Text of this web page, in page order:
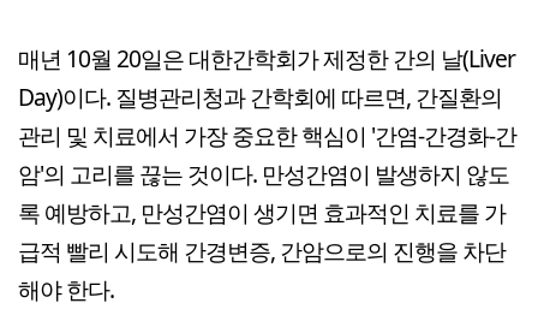
매년 10월 20일은 대한간학회가 제정한 간의 날(Liver
Day)이다. 질병관리청과 간학회에 따르면, 간질환의
관리 및 치료에서 가장 중요한 핵심이 '간염-간경화-간
암'의 고리를 끊는 것이다. 만성간염이 발생하지 않도
록 예방하고, 만성간염이 생기면 효과적인 치료를 가
급적 빨리 시도해 간경변증, 간암으로의 진행을 차단
해야 한다.